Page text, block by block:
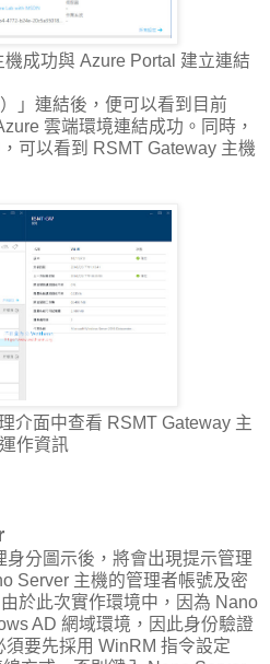
成功與 Azure Portal 建立連結
」連結後，便可以看到目前
雲端環境連結成功。同時，
可以看到 RSMT Gateway 主機
介面中查看 RSMT Gateway 主
作資訊
分圖示後，將會出現提示管理
Server 主機的管理者帳號及密
於此次實作環境中，因為 Nano
AD 網域環境，因此身份驗證
要先採用 WinRM 指令設定